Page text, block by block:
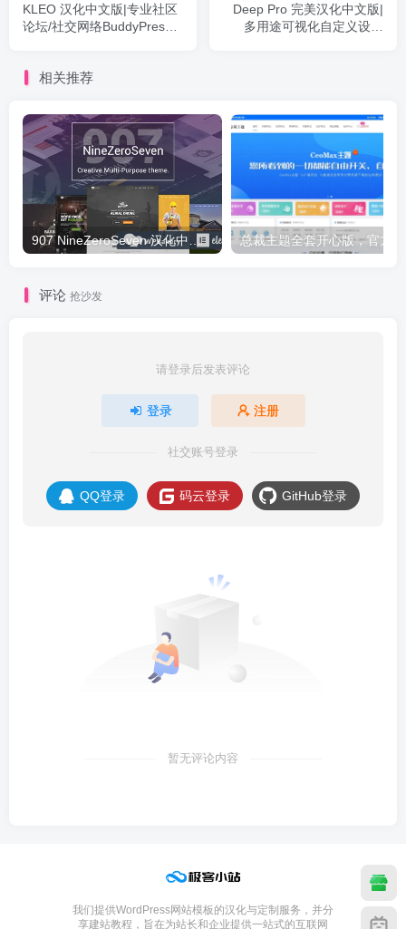
KLEO 汉化中文版|专业社区
论坛/社交网络BuddyPress
Deep Pro 完美汉化中文版|
多用途可视化自定义设计
相关推荐
907 NineZeroSeven 汉化中文版|多用途多功能企业WordPress主题下载
评论 抢沙发
请登录后发表评论
登录 注册
社交账号登录
QQ登录 码云登录 GitHub登录
暂无评论内容
我们提供WordPress网站模板的汉化与定制服务，并分
享建站教程，旨在为站长和企业提供一站式的互联网